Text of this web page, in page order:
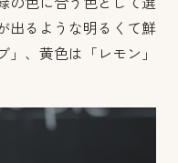
の色に合う色として選
出るような明るくて鮮
、黄色は「レモン」